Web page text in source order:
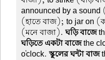
announced by a sound
(হাতে বাজ); to jar on
(মনে বাজা).ঘড়ি বাজে
ঘড়িতে একটা বাজেthe
o'clock.স্কুলের ঘন্টা বাজ